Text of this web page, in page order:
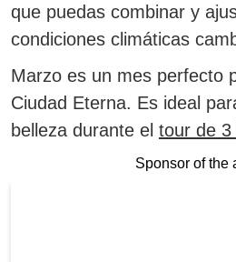
que puedas combinar y
condiciones climáticas
Marzo es un mes perfecto
Ciudad Eterna. Es ideal
belleza durante el tour de 3
Sponsor of the